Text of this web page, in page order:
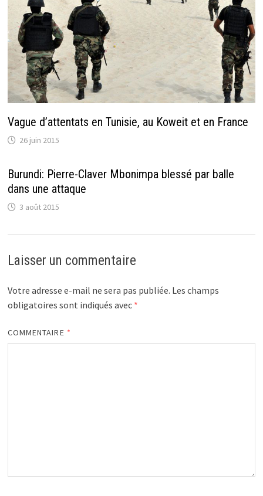
Vague d’attentats en Tunisie, au Koweit et en France
26 juin 2015
Burundi: Pierre-Claver Mbonimpa blessé par balle
dans une attaque
3 août 2015
Laisser un commentaire
Votre adresse e-mail ne sera pas publiée. Les champs
obligatoires sont indiqués avec *
COMMENTAIRE *